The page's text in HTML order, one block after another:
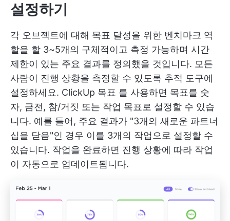
설정하기
각 오브젝트에 대해 목표 달성을 위한 벤치마크 역
할을 할 3~5개의 구체적이고 측정 가능하며 시간
제한이 있는 주요 결과를 정의했을 것입니다. 모든
사람이 진행 상황을 측정할 수 있도록 추적 도구에
설정하세요. ClickUp 목표 를 사용하면 목표를 숫
자, 금전, 참/거짓 또는 작업 목표로 설정할 수 있습
니다. 예를 들어, 주요 결과가 "3개의 새로운 파트너
십을 닫음"인 경우 이를 3개의 작업으로 설정할 수
있습니다. 작업을 완료하면 진행 상황에 따라 작업
이 자동으로 업데이트됩니다.